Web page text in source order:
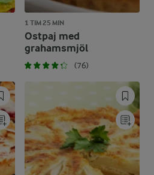
1 TIM 25 MIN
Ostpaj med
grahamsmjöl
(76)